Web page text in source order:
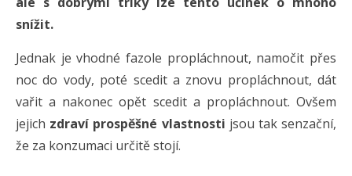
snížit.
Jednak je vhodné fazole propláchnout, namočit přes
noc do vody, poté scedit a znovu propláchnout, dát
vařit a nakonec opět scedit a propláchnout. Ovšem
jejich zdraví prospěšné vlastnosti jsou tak senzační,
že za konzumaci určitě stojí.